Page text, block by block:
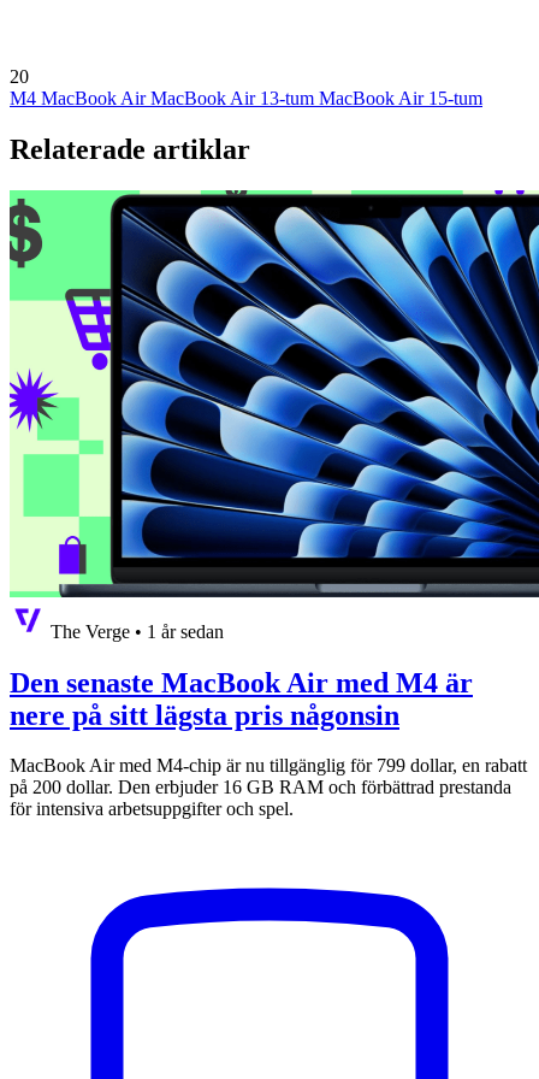
20
M4 MacBook AirMacBook Air 13-tum MacBook Air 15-tum
Relaterade artiklar
The Verge • 1 år sedan
Den senaste MacBook Air med M4 är
nere på sitt lägsta pris någonsin
MacBook Air med M4-chip är nu tillgänglig för 799 dollar, en rabatt
på 200 dollar. Den erbjuder 16 GB RAM och förbättrad prestanda
för intensiva arbetsuppgifter och spel.